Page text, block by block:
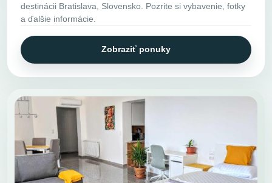
destinácii Bratislava, Slovensko. Pozrite si vybavenie, fotky
a ďalšie informácie.
Zobraziť ponuky